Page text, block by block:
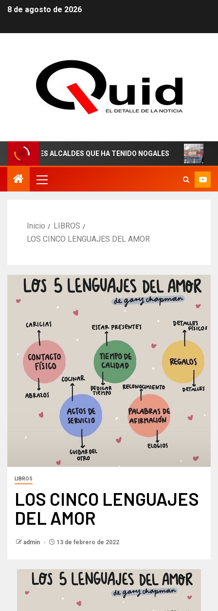
8 de agosto de 2026
ALCALDES QUE HA TENIDO NOGALES ¡AGUAS
Inicio
LIBROS
LOS CINCO LENGUAJES DEL AMOR
LIBROS
LOS CINCO LENGUAJES
DEL AMOR
admin 13 de febrero de 2022